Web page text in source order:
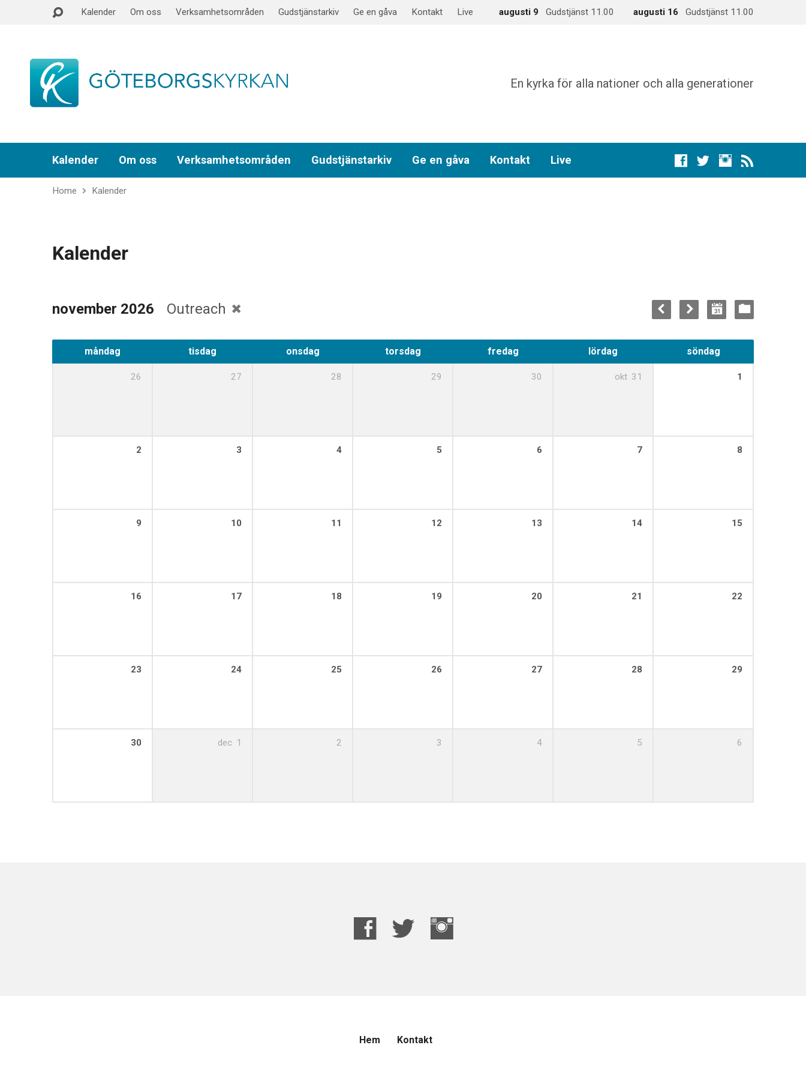
Kalender Om oss Verksamhetsområden Gudstjänstarkiv Ge en gåva Kontakt Live augusti 9 Gudstjänst 11.00 augusti 16 Gudstjänst 11.00
En kyrka för alla nationer och alla generationer
Kalender Om oss Verksamhetsområden Gudstjänstarkiv Ge en gåva Kontakt Live
Home Kalender
Kalender
november 2026 Outreach
måndag tisdag onsdag torsdag fredag lördag söndag
26 27 28 29 30 okt 31 1
2 3 4 5 6 7 8
9 10 11 12 13 14 15
16 17 18 19 20 21 22
23 24 25 26 27 28 29
30 dec 1 2 3 4 5 6
Hem Kontakt